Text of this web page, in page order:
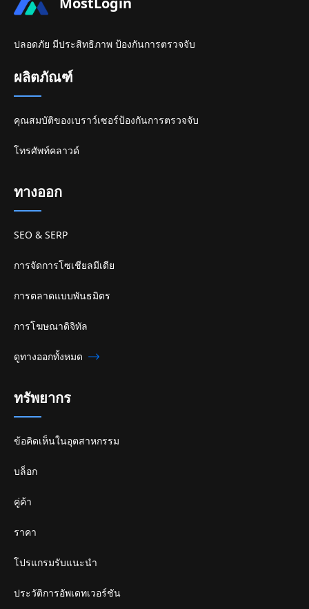
MostLogin
ปลอดภัย มีประสิทธิภาพ ป้องกันการตรวจจับ
ผลิตภัณฑ์
คุณสมบัติของเบราว์เซอร์ป้องกันการตรวจจับ
โทรศัพท์คลาวด์
ทางออก
SEO & SERP
การจัดการโซเชียลมีเดีย
การตลาดแบบพันธมิตร
การโฆษณาดิจิทัล
ดูทางออกทั้งหมด
ทรัพยากร
ข้อคิดเห็นในอุตสาหกรรม
บล็อก
คู่ค้า
ราคา
โปรแกรมรับแนะนำ
ประวัติการอัพเดทเวอร์ชัน